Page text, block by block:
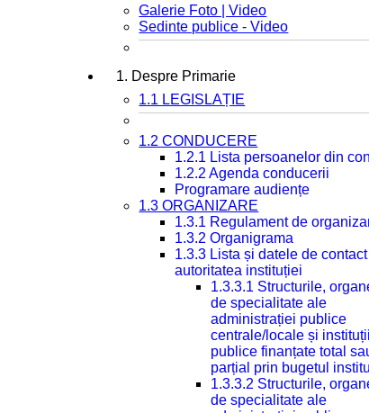
Galerie Foto | Video
Sedinte publice - Video
1. Despre Primarie
1.1 LEGISLAȚIE
1.2 CONDUCERE
1.2.1 Lista persoanelor din
1.2.2 Agenda conducerii
Programare audiențe
1.3 ORGANIZARE
1.3.1 Regulament de
1.3.2 Organigrama
1.3.3 Lista și datele de
autoritatea instituției
1.3.3.1 Structurile,
de specialitate ale
administrației publice
centrale/locale și
publice finanțate total
parțial prin bugetul
1.3.3.2 Structurile,
de specialitate ale